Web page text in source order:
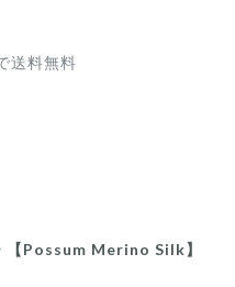
送料無料
【Possum Merino Silk】